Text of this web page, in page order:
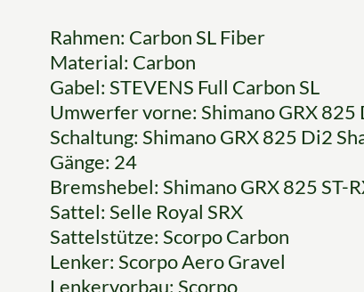
Rahmen: Carbon SL Fiber
Material: Carbon
Gabel: STEVENS Full Carbon SL
Umwerfer vorne: Shimano GRX
Schaltung: Shimano GRX 825 Di2
Gänge: 24
Bremshebel: Shimano GRX 825 ST-
Sattel: Selle Royal SRX
Sattelstütze: Scorpo Carbon
Lenker: Scorpo Aero Gravel
Lenkervorbau: Scorpo